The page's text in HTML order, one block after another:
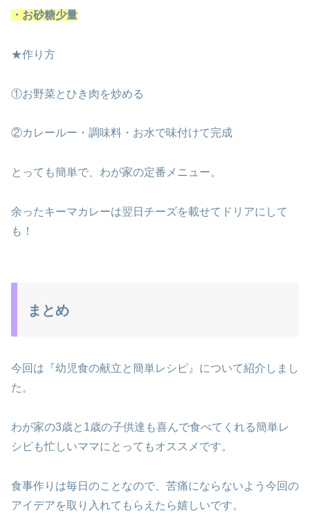
・お砂糖少量
★作り方
①お野菜とひき肉を炒める
②カレールー・調味料・お水で味付けて完成
とっても簡単で、わが家の定番メニュー。
余ったキーマカレーは翌日チーズを載せてドリアにして
も！
まとめ
今回は『幼児食の献立と簡単レシピ』について紹介しまし
た。
わが家の3歳と1歳の子供達も喜んで食べてくれる簡単レ
シピも忙しいママにとってもオススメです。
食事作りは毎日のことなので、苦痛にならないよう今回の
アイデアを取り入れてもらえたら嬉しいです。